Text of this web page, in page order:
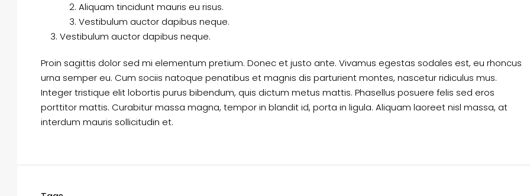
Aliquam tincidunt mauris eu risus.
Vestibulum auctor dapibus neque.
Vestibulum auctor dapibus neque.
Proin sagittis dolor sed mi elementum pretium. Donec et justo ante. Vivamus egestas sodales est, eu rhoncus
urna semper eu. Cum sociis natoque penatibus et magnis dis parturient montes, nascetur ridiculus mus.
Integer tristique elit lobortis purus bibendum, quis dictum metus mattis. Phasellus posuere felis sed eros
porttitor mattis. Curabitur massa magna, tempor in blandit id, porta in ligula. Aliquam laoreet nisl massa, at
interdum mauris sollicitudin et.